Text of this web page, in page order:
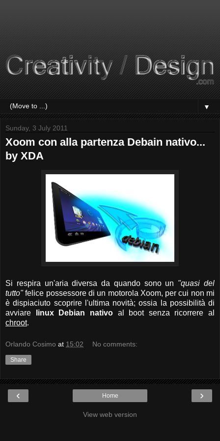
▼
Sunday, 3 July 2011
Xoom con alla partenza Debain nativo...
by XDA
Si respira un'aria diversa da quando sono un "quasi del
tutto"felice possessore di un motorola Xoom, per cui non mi
è dispiaciuto scoprire l'ultima novità; ossia la possibilità di
avviare
linux Debian nativoal boot senza ricorrere al
chroot.
Orlando Cosimo at 15:02 No comments:
Share
‹ ›
Home
View web version